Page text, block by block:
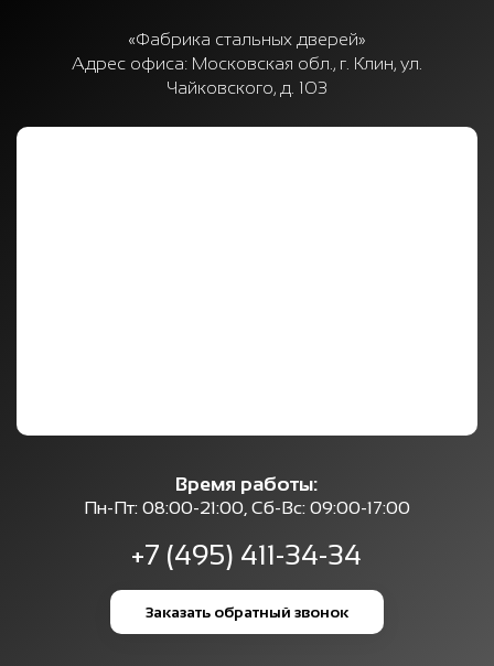
«Фабрика стальных дверей»
Адрес офиса: Московская обл., г. Клин, ул.
Чайковского, д. 103
Время работы:
Пн-Пт: 08:00-21:00, Сб-Вс: 09:00-17:00
+7 (495) 411-34-34
Заказать обратный звонок